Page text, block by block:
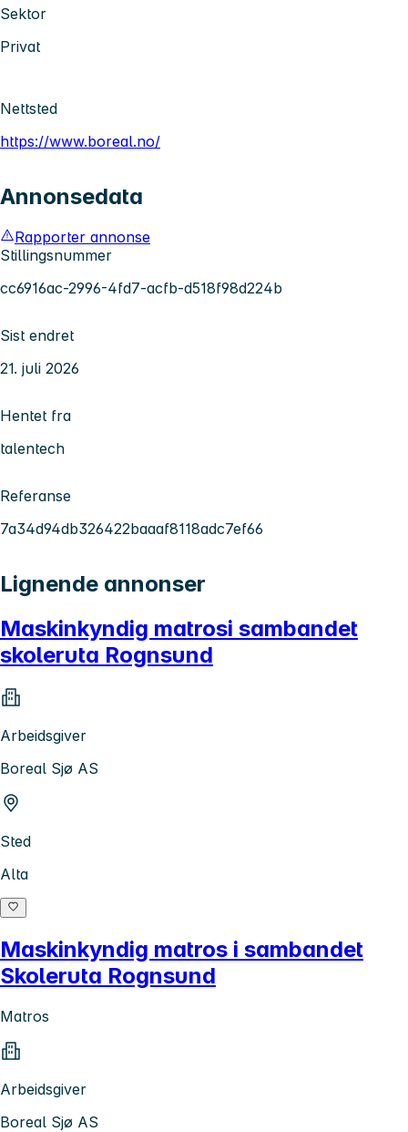
Sektor
Privat
Nettsted
https://www.boreal.no/
Annonsedata
Rapporter annonse
Stillingsnummer
cc6916ac-2996-4fd7-acfb-d518f98d224b
Sist endret
21. juli 2026
Hentet fra
talentech
Referanse
7a34d94db326422baaaf8118adc7ef66
Lignende annonser
Maskinkyndig matrosi sambandet
skoleruta Rognsund
Arbeidsgiver
Boreal Sjø AS
Sted
Alta
Maskinkyndig matros i sambandet
Skoleruta Rognsund
Matros
Arbeidsgiver
Boreal Sjø AS